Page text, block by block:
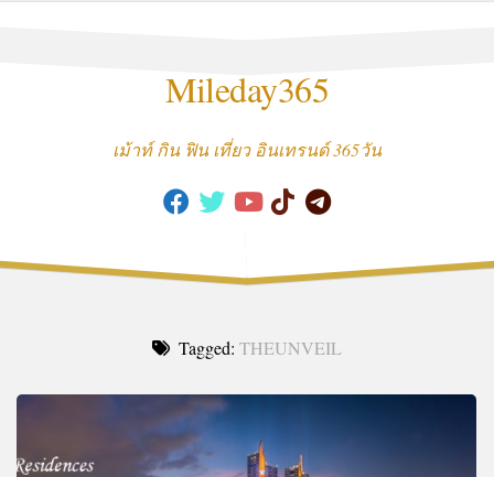
Mileday365
เม้าท์ กิน ฟิน เที่ยว อินเทรนด์ 365วัน
Tagged: THEUNVEIL